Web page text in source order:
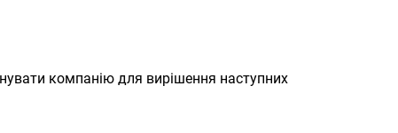
компанію для вирішення наступних